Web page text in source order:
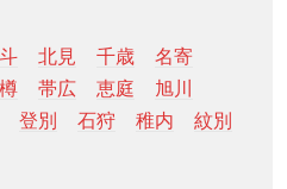
北見 千歳
名寄
帯広 恵庭
旭川
登別 石狩 稚内
紋別